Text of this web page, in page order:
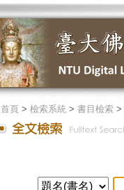
首頁> 檢索系統> 書目檢索>